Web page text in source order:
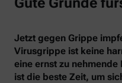
Jetzt gegen Grippe
Virusgrippe ist keine
eine ernst zu
ist die beste Zeit, um